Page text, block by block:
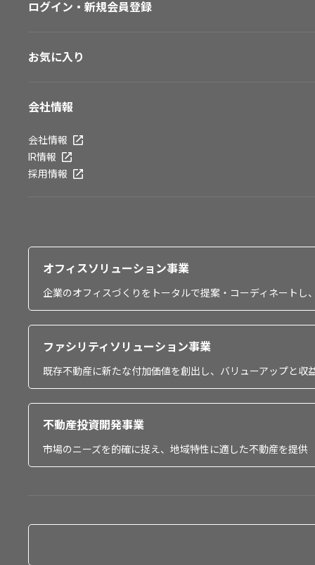
ログイン・新規会員登録
お気に入り
会社情報
会社情報
IR情報
採用情報
オフィスソリューション事業
企業のオフィスづくりをトータルで提案・コーディネート
ファシリティソリューション事業
既存不動産に新たな付加価値を創出し、バリューアップと収
不動産投資開発事業
市場のニーズを的確に捉え、地域特性に適した不動産を提供